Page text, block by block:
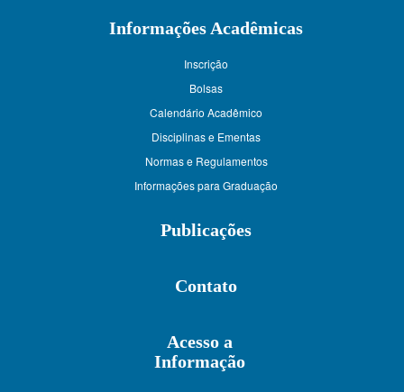
Informações Acadêmicas
Inscrição
Bolsas
Calendário Acadêmico
Disciplinas e Ementas
Normas e Regulamentos
Informações para Graduação
Publicações
Contato
Acesso a
Informação